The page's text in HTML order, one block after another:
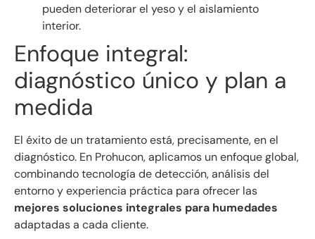
pueden deteriorar el yeso y el aislamiento
interior.
Enfoque integral:
diagnóstico único y plan a
medida
El éxito de un tratamiento está, precisamente, en el
diagnóstico. En Prohucon, aplicamos un enfoque global,
combinando tecnología de detección, análisis del
entorno y experiencia práctica para ofrecer las
mejores soluciones integrales para humedades
adaptadas a cada cliente.